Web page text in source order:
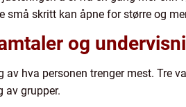
små skritt kan åpne for større og
og
hva personen trenger mest. Tre
av grupper.